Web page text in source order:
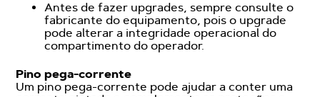
Antes de fazer upgrades, sempre consulte o
fabricante do equipamento, pois o upgrade
pode alterar a integridade operacional do
compartimento do operador.
Pino pega-corrente
Um pino pega-corrente pode ajudar a conter uma